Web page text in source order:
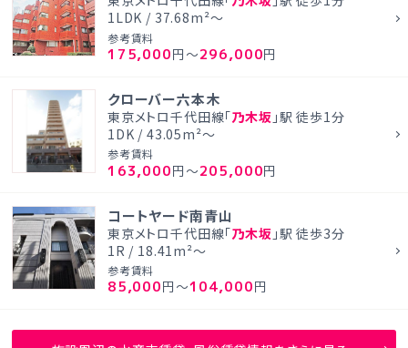
1LDK / 37.68m²～
参考賃料
175,000円～296,000円
クローバー六本木
東京メトロ千代田線「乃木坂 」駅 徒歩1分
1DK / 43.05m²～
参考賃料
163,000円～205,000円
コートヤード南青山
東京メトロ千代田線「乃木坂 」駅 徒歩3分
1R / 18.41m²～
参考賃料
85,000円～104,000円